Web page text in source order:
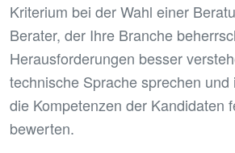
Kriterium bei der Wahl einer
Berater, der Ihre Branche
Herausforderungen besser
technische Sprache sprechen und
die Kompetenzen der Kandidaten
bewerten.